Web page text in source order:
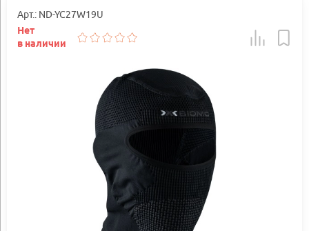
Арт.: ND-YC27W19U
Нет
в наличии